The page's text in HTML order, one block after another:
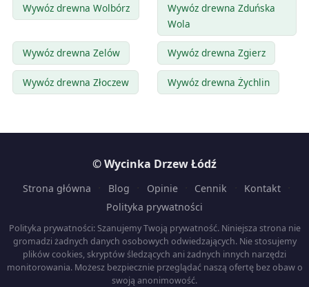
Wywóz drewna Wolbórz
Wywóz drewna Zduńska
Wola
Wywóz drewna Zelów Wywóz drewna Zgierz
Wywóz drewna Złoczew Wywóz drewna Żychlin
© Wycinka Drzew Łódź
Strona główna Blog Opinie Cennik Kontakt
Polityka prywatności
Polityka prywatności: Szanujemy Twoją prywatność. Niniejsza strona nie
gromadzi żadnych danych osobowych odwiedzających. Nie stosujemy
plików cookies, skryptów śledzących ani żadnych innych narzędzi
monitorowania. Możesz bezpiecznie przeglądać naszą ofertę bez obaw o
swoją anonimowość.